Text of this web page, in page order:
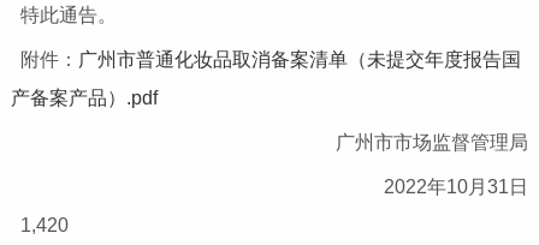
特此通告。
附件： 广州市普通化妆品取消备案清单（未提交年度报告国
产备案产品）.pdf
广州市市场监督管理局
2022年10月31日
1,420